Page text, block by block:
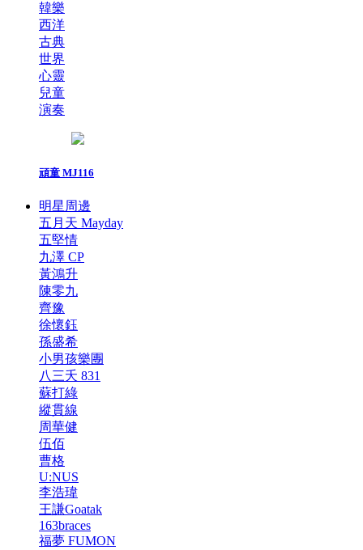
韓樂
西洋
古典
世界
心靈
兒童
演奏
頑童 MJ116
明星周邊
五月天 Mayday
五堅情
九澤 CP
黃鴻升
陳零九
齊豫
徐懷鈺
孫盛希
小男孩樂團
八三夭 831
蘇打綠
縱貫線
周華健
伍佰
曹格
U:NUS
李浩瑋
王謙Goatak
163braces
福夢 FUMON